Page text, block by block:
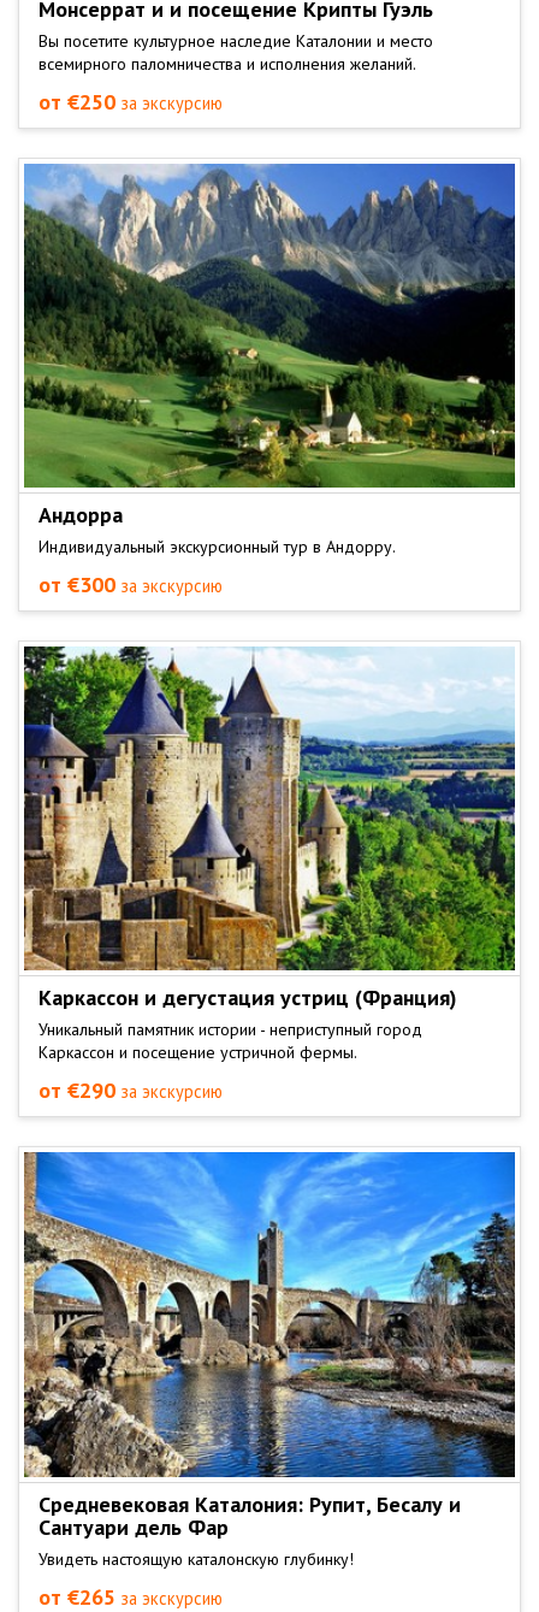
Монсеррат и и посещение Крипты Гуэль
Вы посетите культурное наследие Каталонии и место
всемирного паломничества и исполнения желаний.
от €250 за экскурсию
Андорра
Индивидуальный экскурсионный тур в Андорру.
от €300 за экскурсию
Каркассон и дегустация устриц (Франция)
Уникальный памятник истории - неприступный город
Каркассон и посещение устричной фермы.
от €290 за экскурсию
Средневековая Каталония: Рупит, Бесалу и
Сантуари дель Фар
Увидеть настоящую каталонскую глубинку!
от €265 за экскурсию